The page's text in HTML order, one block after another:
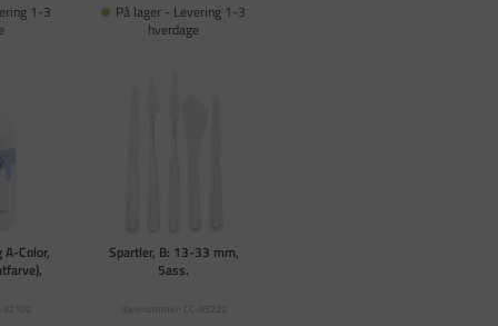
1-3
På lager - Levering 1-3
hverdage
Color,
Spartler, B: 13-33 mm,
5ass.
Varenummer: CC-95222